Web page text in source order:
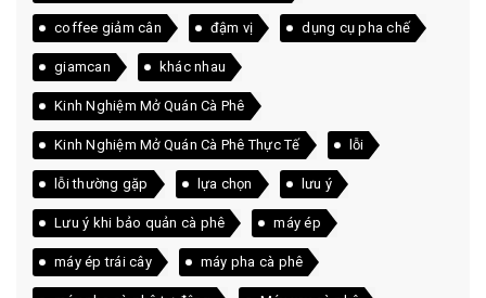
coffee giảm cân đậm vị dụng cụ pha chế
giamcan khác nhau
Kinh Nghiệm Mở Quán Cà Phê
Kinh Nghiệm Mở Quán Cà Phê Thực Tế lỗi
lỗi thường gặp lựa chọn lưu ý
Lưu ý khi bảo quản cà phê máy ép
máy ép trái cây máy pha cà phê